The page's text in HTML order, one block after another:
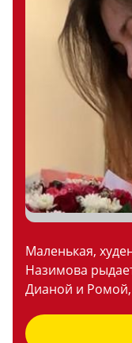
Маленькая,
Назимова
Дианой и